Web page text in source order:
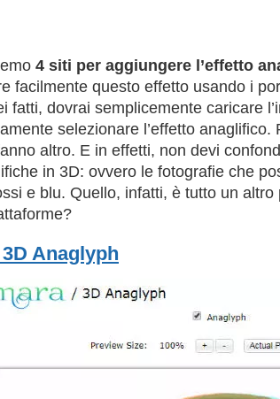
4 siti per aggiungere l’effetto
facilmente questo effetto usando i
fatti, dovrai semplicemente caricare
selezionare l’effetto
altro. E in effetti, non devi
in 3D: ovvero le fotografie che
e blu. Quello, infatti, è tutto un
Anaglyph